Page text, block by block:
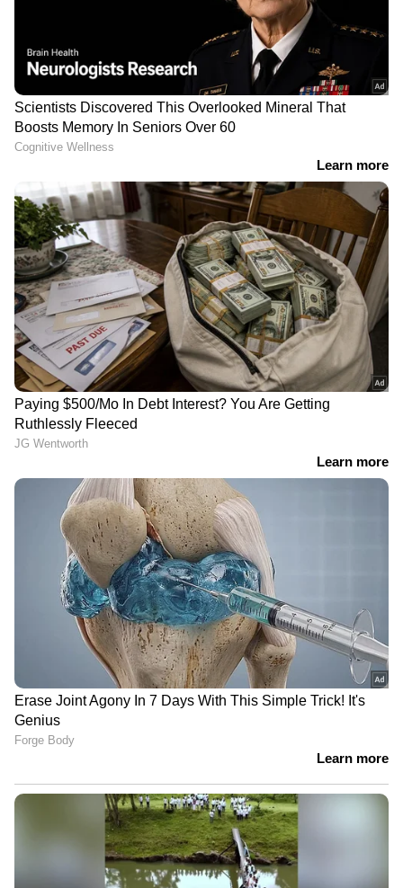
പരിശോധിക്കുന്നുണ്ട്. ഇതിനിടയിൽ, റെയിൽവേ
ക്രോസിംഗിന് തൊട്ടുമുന്നിൽ വെച്ച് മാത്രം
അടിയന്തര ബ്രേക്ക് പ്രയോഗിച്ച തീവണ്ടി
ഡ്രൈവർക്കെതിരെ അശ്രദ്ധമായി
വണ്ടിയോടിച്ച് മരണത്തിന് കാരണമാക്കിയതിന്
പൊലീസ് കേസെടുത്തിട്ടുണ്ട്. പരിക്കേറ്റ്
ഡ്രൈവർക്കെതിരെയും അന്വേഷണത്തിന്
ശേഷം നടപടിയുണ്ടാകുമെന്ന് ബാങ്കോക്ക്
പൊലീസ് അറിയിച്ചു.
ഏഷ്യാനെറ്റ് ന്യൂസ് ലൈവ് വീഡിയോ
കാണാം
LATEST VIDEOS
ഇന്ത്യയിലെയും ലോകമെമ്പാടുമുള്ള എല്ലാ
International Newsഅറിയാൻ എപ്പോഴും
ഏഷ്യാനെറ്റ് ന്യൂസ് വാർത്തകൾ.Malayalam
Live Newsതത്സമയ അപ്‌ഡേറ്റുകളും
ആഴത്തിലുള്ള വിശകലനവും സമഗ്രമായ
റിപ്പോർട്ടിംഗും — എല്ലാം ഒരൊറ്റ സ്ഥലത്ത്.
വിശ്വസനീയമായ വാർത്തകൾ ലഭിക്കാൻ
Asianet News Malayalam
ABOUT THE AUTHOR